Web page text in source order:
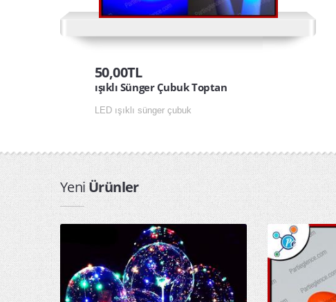
50,00TL
ışıklı Sünger Çubuk Toptan
LED ışıklı sünger çubuk
YeniÜrünler